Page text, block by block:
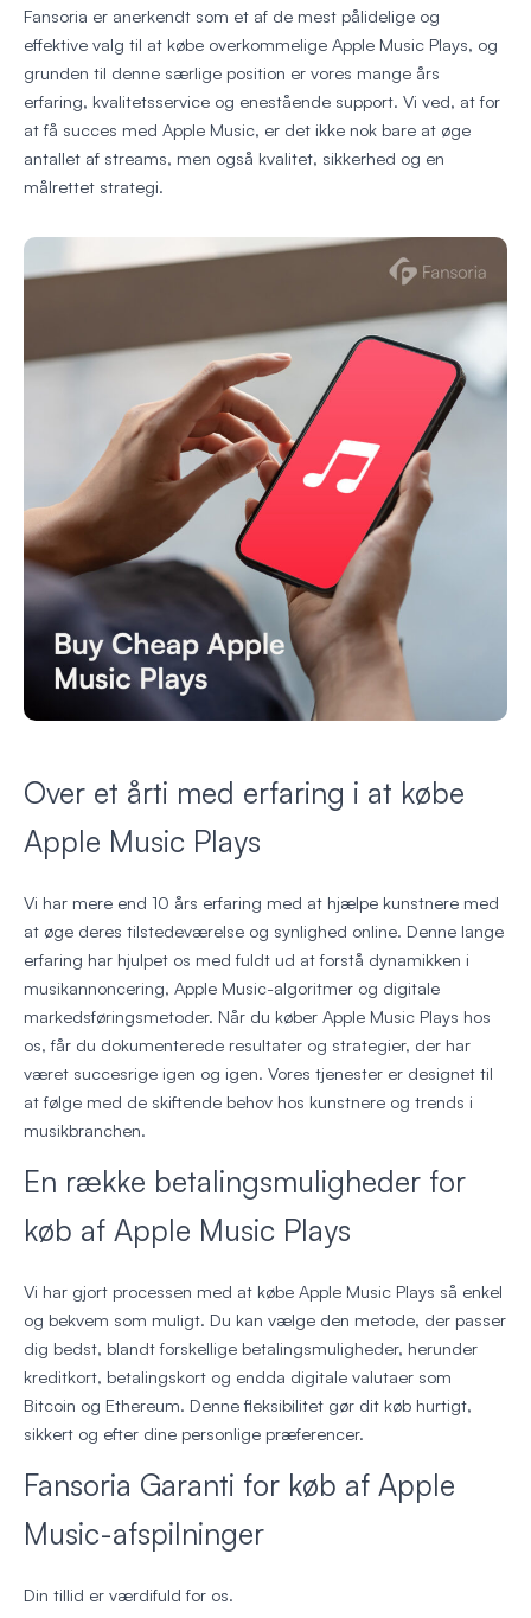
Fansoria er anerkendt som et af de mest pålidelige og
effektive valg til at købe overkommelige Apple Music Plays, og
grunden til denne særlige position er vores mange års
erfaring, kvalitetsservice og enestående support. Vi ved, at for
at få succes med Apple Music, er det ikke nok bare at øge
antallet af streams, men også kvalitet, sikkerhed og en
målrettet strategi.
Over et årti med erfaring i at købe
Apple Music Plays
Vi har mere end 10 års erfaring med at hjælpe kunstnere med
at øge deres tilstedeværelse og synlighed online. Denne lange
erfaring har hjulpet os med fuldt ud at forstå dynamikken i
musikannoncering, Apple Music-algoritmer og digitale
markedsføringsmetoder. Når du køber Apple Music Plays hos
os, får du dokumenterede resultater og strategier, der har
været succesrige igen og igen. Vores tjenester er designet til
at følge med de skiftende behov hos kunstnere og trends i
musikbranchen.
En række betalingsmuligheder for
køb af Apple Music Plays
Vi har gjort processen med at købe Apple Music Plays så enkel
og bekvem som muligt. Du kan vælge den metode, der passer
dig bedst, blandt forskellige betalingsmuligheder, herunder
kreditkort, betalingskort og endda digitale valutaer som
Bitcoin og Ethereum. Denne fleksibilitet gør dit køb hurtigt,
sikkert og efter dine personlige præferencer.
Fansoria Garanti for køb af Apple
Music-afspilninger
Din tillid er værdifuld for os.